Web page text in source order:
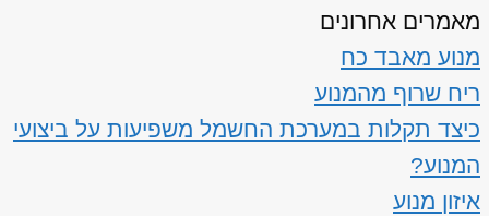
מאמרים אחרונים
מנוע מאבד כח
ריח שרוף מהמנוע
כיצד תקלות במערכת החשמל משפיעות על ביצועי
המנוע?
איזון מנוע